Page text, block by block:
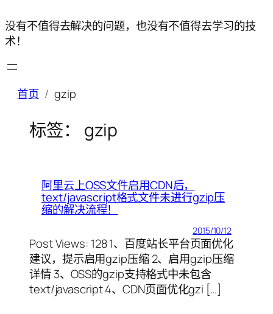
没有不值得去解决的问题，也没有不值得去学习的技
术！
首页 gzip
标签： gzip
阿里云上OSS文件启用CDN后，
text/javascript格式文件未进行gzip压
缩的解决流程！
2015/10/12
Post Views: 128 1、百度站长平台页面优化
建议，提示启用gzip压缩 2、启用gzip压缩
详情 3、OSS的gzip支持格式中未包含
text/javascript 4、CDN页面优化gzi […]